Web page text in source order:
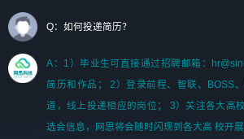
Q：如何投递简历？
A：1）毕业生可直接通过招聘邮箱：
简历和作品； 2）登录前程、智联、BOSS
道，线上投递相应的岗位； 3）关注各大高
选会信息，网思将会随时闪现到各大高 校开展